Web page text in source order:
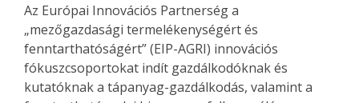
Az Európai Innovációs Partnerség a
„mezőgazdasági termelékenységért és
fenntarthatóságért” (EIP-AGRI) innovációs
fókuszcsoportokat indít gazdálkodóknak és
kutatóknak a tápanyag-gazdálkodás, valamint a